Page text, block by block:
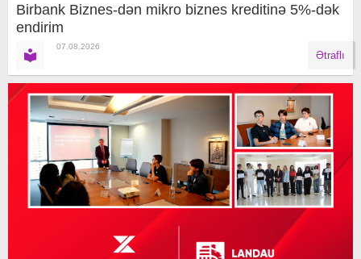
Birbank Biznes-dən mikro biznes kreditinə 5%-dək
endirim
07.08.2026
Ətraflı